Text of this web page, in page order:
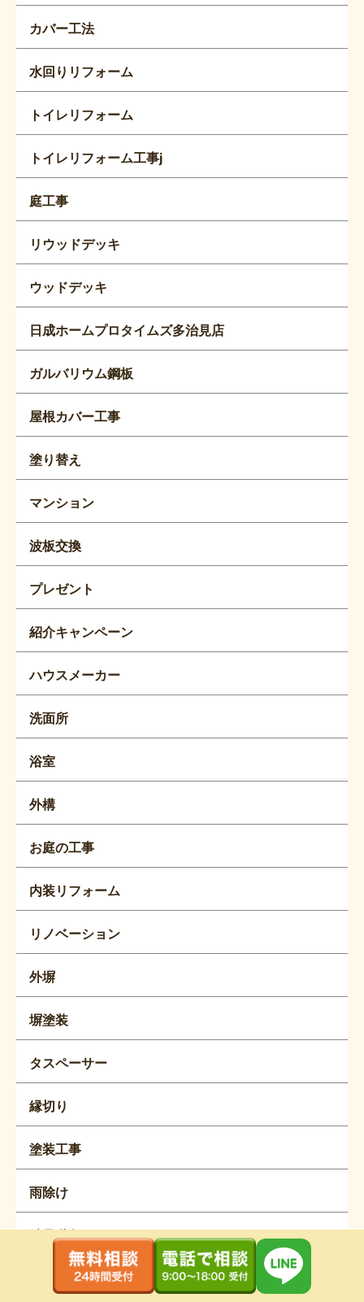
カバー工法
水回りリフォーム
トイレリフォーム
トイレリフォーム工事j
庭工事
リウッドデッキ
ウッドデッキ
日成ホームプロタイムズ多治見店
ガルバリウム鋼板
屋根カバー工事
塗り替え
マンション
波板交換
プレゼント
紹介キャンペーン
ハウスメーカー
洗面所
浴室
外構
お庭の工事
内装リフォーム
リノベーション
外塀
塀塗装
タスペーサー
縁切り
塗装工事
雨除け
鉄骨階段